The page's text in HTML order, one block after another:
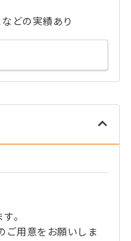
どの実績あり
。
ご用意をお願いしま